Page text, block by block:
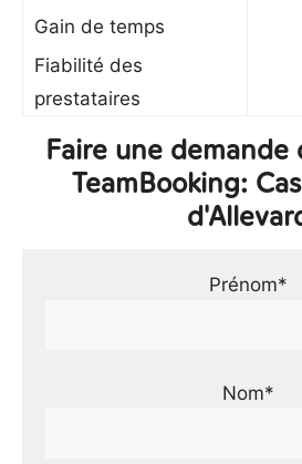
Gain de temps
Fiabilité des
prestataires
Faire une demande
TeamBooking:
Prénom*
Nom*